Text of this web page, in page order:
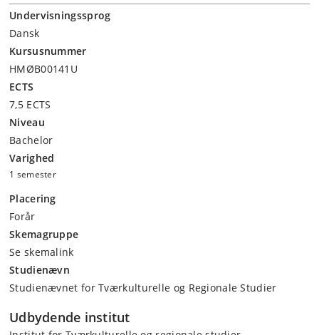
Undervisningssprog
Dansk
Kursusnummer
HMØB00141U
ECTS
7,5 ECTS
Niveau
Bachelor
Varighed
1 semester
Placering
Forår
Skemagruppe
Se skemalink
Studienævn
Studienævnet for Tværkulturelle og Regionale Studier
Udbydende institut